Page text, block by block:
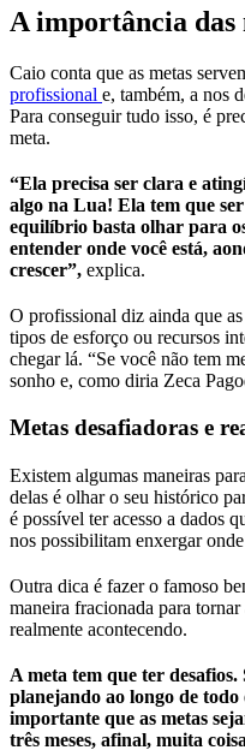
A importância das
Caio conta que as metas
profissional e, também, a nos
Para conseguir tudo isso, é
meta.
“Ela precisa ser clara e
algo na Lua! Ela tem que
equilíbrio basta olhar para
entender onde você está,
crescer”, explica.
O profissional diz ainda que
tipos de esforço ou recursos
chegar lá. “Se você não tem
sonho e, como diria Zeca
Metas desafiadoras e
Existem algumas maneiras
delas é olhar o seu histórico
é possível ter acesso a dados
nos possibilitam enxergar
Outra dica é fazer o famoso
maneira fracionada para
realmente acontecendo.
A meta tem que ter desafios.
planejando ao longo de
importante que as metas
três meses, afinal, muita